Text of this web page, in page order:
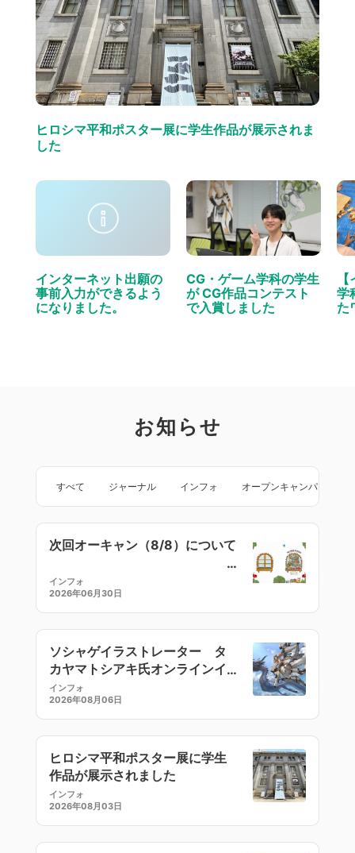
ヒロシマ平和ポスター展に学生作品が展示されま
した
インターネット出願の
事前入力ができるよう
になりました。
CG・ゲーム学科の学生
が CG作品コンテスト
で入賞しました
学
た
お知らせ
すべて ジャーナル インフォ オープンキャンパス
次回オーキャン（8/8）について
インフォ
2026年06月30日
ソシャゲイラストレーター タ
カヤマトシアキ氏オンラインイ
ラストセミナー
インフォ
2026年08月06日
ヒロシマ平和ポスター展に学生
作品が展示されました
インフォ
2026年08月03日